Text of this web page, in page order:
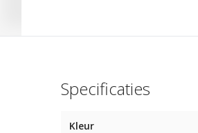
Specificaties
Kleur